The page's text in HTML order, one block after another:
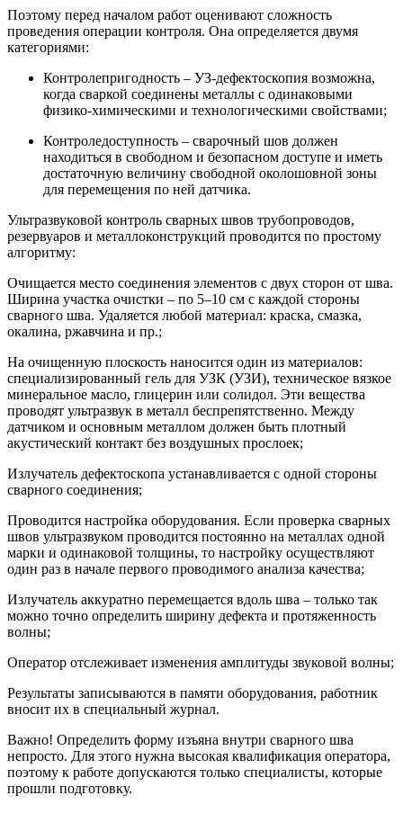
Поэтому перед началом работ оценивают сложность
проведения операции контроля. Она определяется двумя
категориями:
Контролепригодность – УЗ-дефектоскопия возможна,
когда сваркой соединены металлы с одинаковыми
физико-химическими и технологическими свойствами;
Контроледоступность – сварочный шов должен
находиться в свободном и безопасном доступе и иметь
достаточную величину свободной околошовной зоны
для перемещения по ней датчика.
Ультразвуковой контроль сварных швов трубопроводов,
резервуаров и металлоконструкций проводится по простому
алгоритму:
Очищается место соединения элементов с двух сторон от шва.
Ширина участка очистки – по 5–10 см с каждой стороны
сварного шва. Удаляется любой материал: краска, смазка,
окалина, ржавчина и пр.;
На очищенную плоскость наносится один из материалов:
специализированный гель для УЗК (УЗИ), техническое вязкое
минеральное масло, глицерин или солидол. Эти вещества
проводят ультразвук в металл беспрепятственно. Между
датчиком и основным металлом должен быть плотный
акустический контакт без воздушных прослоек;
Излучатель дефектоскопа устанавливается с одной стороны
сварного соединения;
Проводится настройка оборудования. Если проверка сварных
швов ультразвуком проводится постоянно на металлах одной
марки и одинаковой толщины, то настройку осуществляют
один раз в начале первого проводимого анализа качества;
Излучатель аккуратно перемещается вдоль шва – только так
можно точно определить ширину дефекта и протяженность
волны;
Оператор отслеживает изменения амплитуды звуковой волны;
Результаты записываются в памяти оборудования, работник
вносит их в специальный журнал.
Важно! Определить форму изъяна внутри сварного шва
непросто. Для этого нужна высокая квалификация оператора,
поэтому к работе допускаются только специалисты, которые
прошли подготовку.